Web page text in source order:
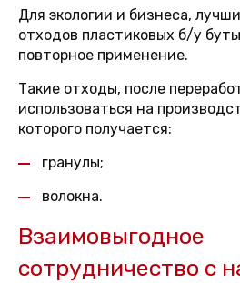
Для экологии и бизнеса,
отходов пластиковых б/у
повторное применение.
Такие отходы, после
использоваться на
которого получается:
гранулы;
волокна.
Взаимовыгодное
сотрудничество с